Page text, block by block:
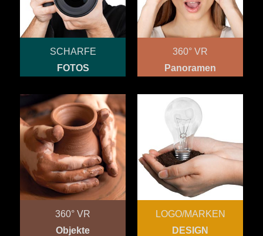
SCHARFE
FOTOS
360° VR
Panoramen
360° VR
Objekte
LOGO/MARKEN
DESIGN